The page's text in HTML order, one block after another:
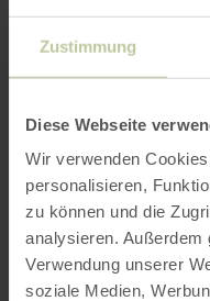
Zustimmung
Diese Webseite
Wir verwenden
personalisieren,
zu können und die
analysieren. Außerdem
Verwendung unserer
soziale Medien,
Öffnungszeiten
Merkmale /
Kategorien